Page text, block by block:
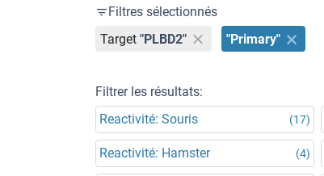
Filtres sélectionnés
Target "PLBD2" "Primary"
Filtrer les résultats:
Reactivité: Souris
(17)
Reactivité: Hamster (4)